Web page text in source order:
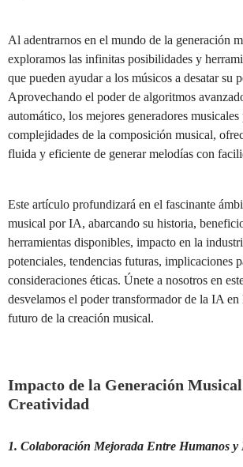
Al adentrarnos en el mundo de la generación
exploramos las infinitas posibilidades y
que pueden ayudar a los músicos a desatar su
Aprovechando el poder de algoritmos
automático, los mejores generadores
complejidades de la composición musical,
fluida y eficiente de generar melodías con
Este artículo profundizará en el fascinante
musical por IA, abarcando su historia,
herramientas disponibles, impacto en la
potenciales, tendencias futuras, implicaciones
consideraciones éticas. Únete a nosotros en
desvelamos el poder transformador de la IA
futuro de la creación musical.
Impacto de la Generación
Creatividad
1. Colaboración Mejorada Entre Humanos y